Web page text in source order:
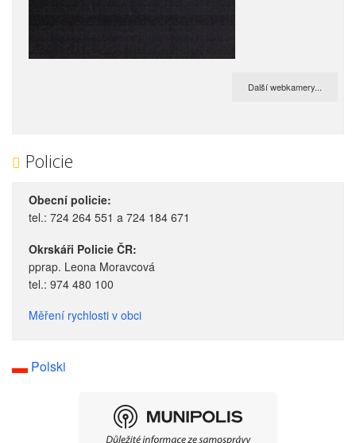
Další webkamery...
Policie
Obecní policie:
tel.: 724 264 551 a 724 184 671
Okrskáři Policie ČR:
pprap. Leona Moravcová
tel.: 974 480 100
Měření rychlosti v obci
Polski